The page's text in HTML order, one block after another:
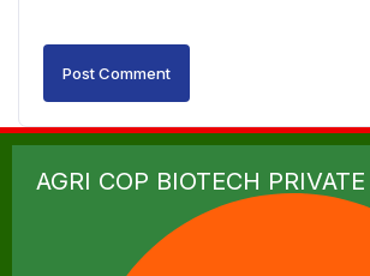
AGRI COP BIOTECH